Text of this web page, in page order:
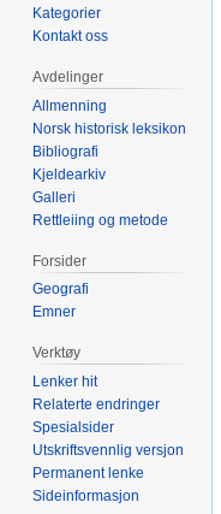
Kategorier
Kontakt oss
Avdelinger
Allmenning
Norsk historisk leksikon
Bibliografi
Kjeldearkiv
Galleri
Rettleiing og metode
Forsider
Geografi
Emner
Verktøy
Lenker hit
Relaterte endringer
Spesialsider
Utskriftsvennlig versjon
Permanent lenke
Sideinformasjon